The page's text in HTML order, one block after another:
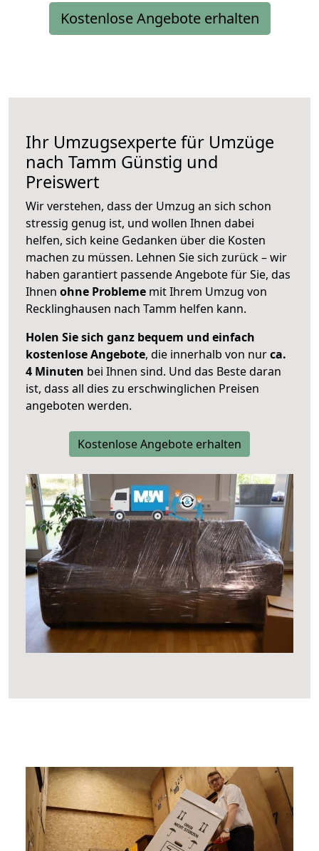
Kostenlose Angebote erhalten
Ihr Umzugsexperte für Umzüge
nach Tamm Günstig und
Preiswert
Wir verstehen, dass der Umzug an sich schon
stressig genug ist, und wollen Ihnen dabei
helfen, sich keine Gedanken über die Kosten
machen zu müssen. Lehnen Sie sich zurück – wir
haben garantiert passende Angebote für Sie, das
Ihnen ohne Probleme mit Ihrem Umzug von
Recklinghausen nach Tamm helfen kann.
Holen Sie sich ganz bequem und einfach
kostenlose Angebote, die innerhalb von nurca.
4 Minuten bei Ihnen sind. Und das Beste daran
ist, dass all dies zu erschwinglichen Preisen
angeboten werden.
Kostenlose Angebote erhalten